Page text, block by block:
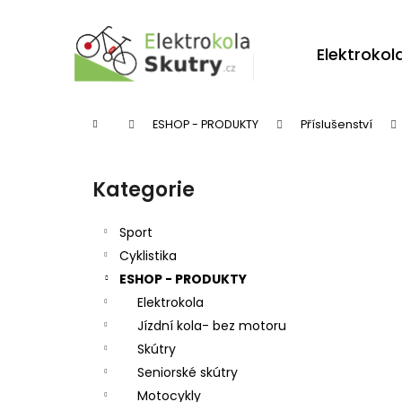
Domů ESHOP - PRODUKTY Příslušenství
Přeskočit
kategorie
Kategorie
Sport
Cyklistika
ESHOP - PRODUKTY
Elektrokola
Jízdní kola- bez motoru
Skútry
Seniorské skútry
Motocykly
Zpět
Zpět